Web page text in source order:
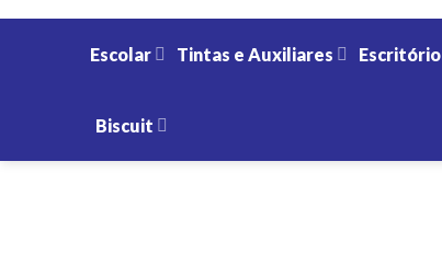
Escolar Tintas e Auxiliares Escritório
Biscuit